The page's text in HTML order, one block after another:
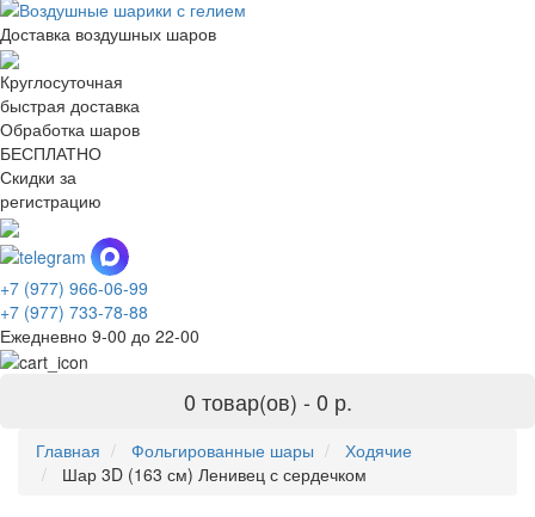
Доставка воздушных шаров
Круглосуточная
быстрая доставка
Обработка шаров
БЕСПЛАТНО
Скидки за
регистрацию
+7 (977) 966-06-99
+7 (977) 733-78-88
Ежедневно 9-00 до 22-00
0 товар(ов) - 0 р.
Главная Фольгированные шары
Ходячие
Шар 3D (163 см) Ленивец с сердечком